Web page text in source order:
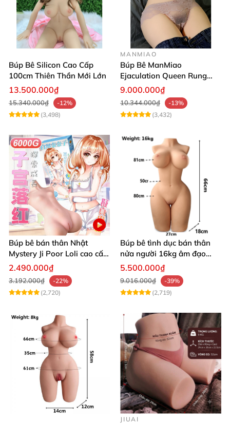
Búp Bê Silicon Cao Cấp
100cm Thiên Thần Mới Lớn
13.500.000₫
15.340.000₫
-12%
(3,498)
MANMIAO
Búp Bê ManMiao
Ejaculation Queen Rung
Cảm Biến Sưởi Ấm Xuất
9.000.000₫
10.344.000₫
-13%
(3,432)
Búp bê bán thân Nhật
Mystery Ji Poor Loli cao cấp
6kg
2.490.000₫
3.192.000₫
-22%
(2,720)
Búp bê tình dục bán thân
nửa người 16kg âm đạo
silicon khít hồng có khung
5.500.000₫
9.016.000₫
-39%
(2,719)
JIUAI